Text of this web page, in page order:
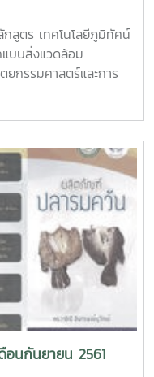
สูตร เทคโนโลยีภูมิทัศน์
บบสิ่งแวดล้อม
กรรมศาสตร์และการ
พิมพ์ 4 สีชื่อสิ่งพิมพ์:
าร์ตมัน 260 แกรม พิมพ์
รม พิมพ์ 4 สี เข้าเล่มไส
รประกวดกล้วยไม้ ไม้
จัดทำ: ศูนย์กล้วยไม้ ไม้
าร์ตมัน 210 แกรม พิมพ์
พิมพ์ 4 สี เข้าเล่มมุง
วยความร้อนและไม่ใช้
ง: ฤทธิชัย อัศวราชันย์
ลาคม 2561 จำนวน
อาร์ตมัน 260 แกรม
กรม พิมพ์ 1 สี เข้าเล่ม
รทางวิศวกรรมอาหาร
นกันยายน 2561